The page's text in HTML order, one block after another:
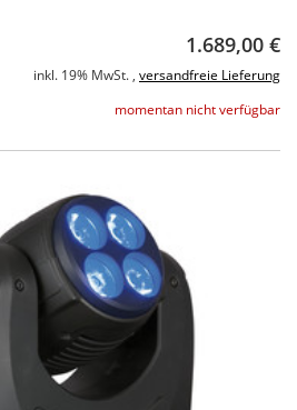
1.689,00 €
inkl. 19% MwSt. , versandfreie Lieferung
momentan nicht verfügbar